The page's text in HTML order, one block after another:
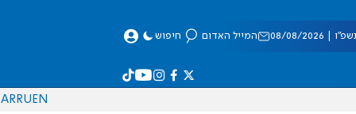
08/2026 המייל האדום חיפוש
EN
RU
AR